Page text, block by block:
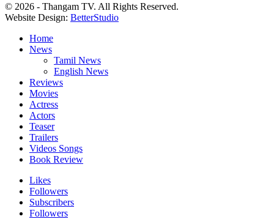
© 2026 - Thangam TV. All Rights Reserved.
Website Design: BetterStudio
Home
News
Tamil News
English News
Reviews
Movies
Actress
Actors
Teaser
Trailers
Videos Songs
Book Review
Likes
Followers
Subscribers
Followers